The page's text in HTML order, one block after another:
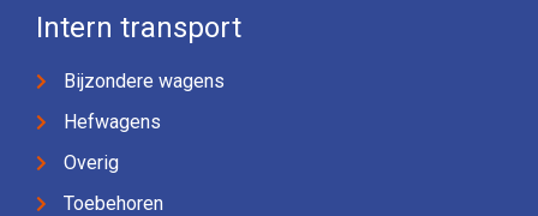
Intern transport
Bijzondere wagens
Hefwagens
Overig
Toebehoren